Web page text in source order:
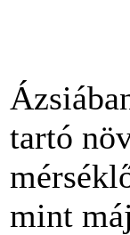
tartó
mint